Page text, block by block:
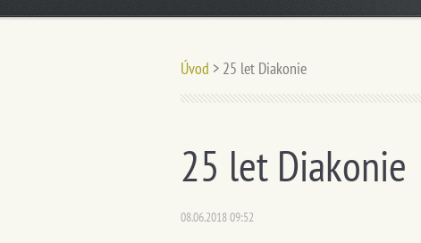
Úvod > 25 let Diakonie
25 let Diakonie
08.06.2018 09:52